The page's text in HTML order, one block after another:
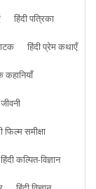
हिंदी पत्रिका
हिंदी प्रेम कथाएँ
कहानियाँ
फिल्म समीक्षा
हिंदी कल्पित-विज्ञान